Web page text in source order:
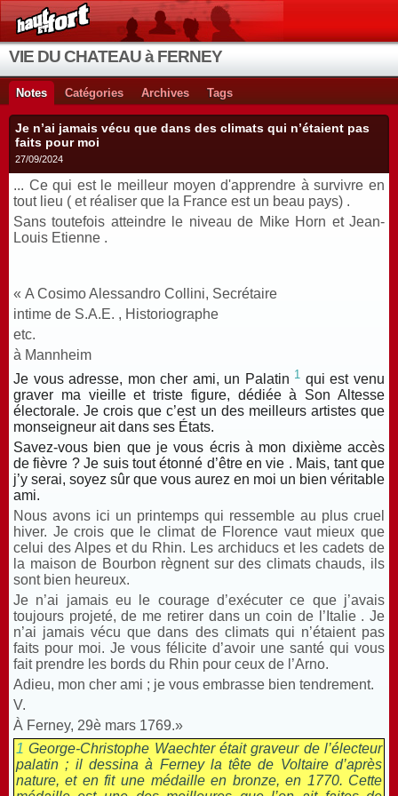
VIE DU CHATEAU à FERNEY
Notes Catégories Archives Tags
Je n’ai jamais vécu que dans des climats qui n’étaient pas
faits pour moi
27/09/2024
... Ce qui est le meilleur moyen d'apprendre à survivre en
tout lieu ( et réaliser que la France est un beau pays) .
Sans toutefois atteindre le niveau de Mike Horn et Jean-
Louis Etienne .
« A Cosimo Alessandro Collini, Secrétaire
intime de S.A.E. , Historiographe
etc.
à Mannheim
Je vous adresse, mon cher ami, un Palatin 1 qui est venu
graver ma vieille et triste figure, dédiée à Son Altesse
électorale. Je crois que c’est un des meilleurs artistes que
monseigneur ait dans ses États.
Savez-vous bien que je vous écris à mon dixième accès
de fièvre ? Je suis tout étonné d’être en vie . Mais, tant que
j’y serai, soyez sûr que vous aurez en moi un bien véritable
ami.
Nous avons ici un printemps qui ressemble au plus cruel
hiver. Je crois que le climat de Florence vaut mieux que
celui des Alpes et du Rhin. Les archiducs et les cadets de
la maison de Bourbon règnent sur des climats chauds, ils
sont bien heureux.
Je n’ai jamais eu le courage d’exécuter ce que j’avais
toujours projeté, de me retirer dans un coin de l’Italie . Je
n’ai jamais vécu que dans des climats qui n’étaient pas
faits pour moi. Je vous félicite d’avoir une santé qui vous
fait prendre les bords du Rhin pour ceux de l’Arno.
Adieu, mon cher ami ; je vous embrasse bien tendrement.
V.
À Ferney, 29è mars 1769.»
1 George-Christophe Waechter était graveur de l’électeur
palatin ; il dessina à Ferney la tête de Voltaire d’après
nature, et en fit une médaille en bronze, en 1770. Cette